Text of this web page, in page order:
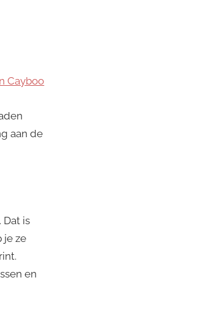
aan de
is
je ze
en